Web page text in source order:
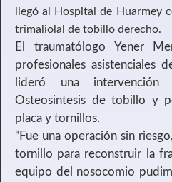
llegó al Hospital de Huarmey
trimaliolal de tobillo derecho.
El traumatólogo Yener
profesionales asistenciales
lideró una intervención
Osteosintesis de tobillo y
placa y tornillos.
“Fue una operación sin
tornillo para reconstruir la
equipo del nosocomio